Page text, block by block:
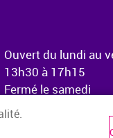
Ouvert du lundi au
13h30 à 17h15
Fermé le samedi